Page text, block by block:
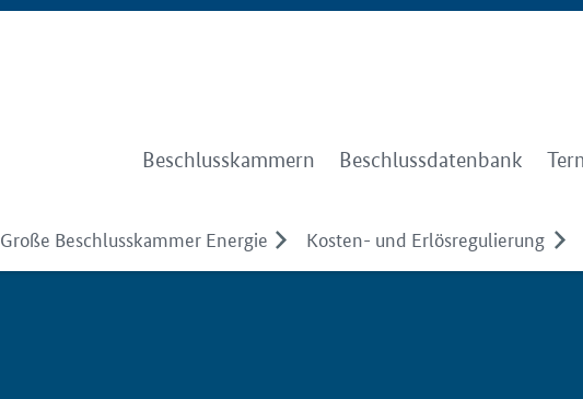
Beschlusskammern Beschlussdatenbank
Große Beschlusskammer Energie Kosten- und Erlösregulierung